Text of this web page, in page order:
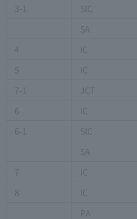
3-1
SIC
SA
4
IC
5
IC
7-1
JCT
6
IC
6-1
SIC
SA
7
IC
8
IC
PA